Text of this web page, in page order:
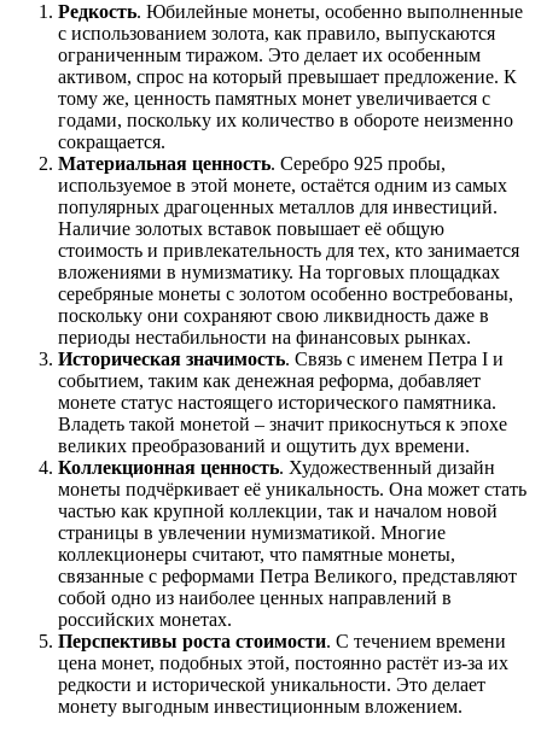
Редкость. Юбилейные монеты, особенно выполненные
с использованием золота, как правило, выпускаются
ограниченным тиражом. Это делает их особенным
активом, спрос на который превышает предложение. К
тому же, ценность памятных монет увеличивается с
годами, поскольку их количество в обороте неизменно
сокращается.
Материальная ценность. Серебро 925 пробы,
используемое в этой монете, остаётся одним из самых
популярных драгоценных металлов для инвестиций.
Наличие золотых вставок повышает её общую
стоимость и привлекательность для тех, кто занимается
вложениями в нумизматику. На торговых площадках
серебряные монеты с золотом особенно востребованы,
поскольку они сохраняют свою ликвидность даже в
периоды нестабильности на финансовых рынках.
Историческая значимость. Связь с именем Петра I и
событием, таким как денежная реформа, добавляет
монете статус настоящего исторического памятника.
Владеть такой монетой – значит прикоснуться к эпохе
великих преобразований и ощутить дух времени.
Коллекционная ценность. Художественный дизайн
монеты подчёркивает её уникальность. Она может стать
частью как крупной коллекции, так и началом новой
страницы в увлечении нумизматикой. Многие
коллекционеры считают, что памятные монеты,
связанные с реформами Петра Великого, представляют
собой одно из наиболее ценных направлений в
российских монетах.
Перспективы роста стоимости. С течением времени
цена монет, подобных этой, постоянно растёт из-за их
редкости и исторической уникальности. Это делает
монету выгодным инвестиционным вложением.